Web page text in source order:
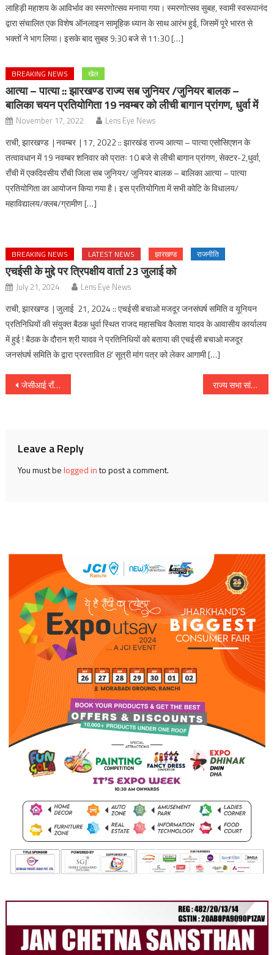
लाहिड़ी महाशय के आविर्भाव का स्मरणोत्सव मनाया गया। स्मरणोत्सव सुबह, स्वामी स्वरूपानंद
द्वारा संचालित एक विशेष ऑनलाइन सामूहिक ध्यान के साथ आरंभ हुई, जिसमें पूरे भारत से
भक्तों ने भाग लिया। इसके बाद सुबह 9:30 बजे से 11:30 […]
BREAKING NEWS खेल
आत्या – पात्या :: झारखण्ड राज्य सब जुनियर /जुनियर बालक –
बालिका चयन प्रतियोगिता 19 नवम्बर को लीची बागान प्रांगण, धुर्वा में
November 17, 2022 Lens Eye News
राची, झारखण्ड | नवम्बर | 17, 2022 :: झारखंड राज्य आत्या – पात्या एसोसिएशन के
तत्वावधान में 19 नवम्बर शनिवार को प्रातः 10 बजे से लीची बागान प्रांगण, सेक्टर-2,धुर्वा,
राँची में एकदिवसीय राँची जिला सब जुनियर/ जुनियर बालक – बालिका आत्या – पात्या
प्रतियोगिता का आयोजन किया गया है। इस प्रतियोगिता में सभी कोटि के विधालय/
महाविद्यालय/क्लब/ग्रामीण […]
BREAKING NEWS LATEST NEWS झारखण्ड राजनीति
एचईसी के मुद्दे पर त्रिपक्षीय वार्ता 23 जुलाई को
July 21, 2024 Lens Eye News
राची, झारखण्ड | जुलाई 21, 2024 :: एचईसी बचाओ मजदूर जनसंघर्ष समिति व यूनियन
प्रतिनिधियों की संयुक्त बैठक धुर्वा स्थित राजद महासचिव कैलाश यादव के आवासीय कार्यालय
में हुई ! बैठक के दौरान श्री यादव ने प्रतिनिधियों को बताया की एचईसी बचाओ मजदूर
जनसंघर्ष समिति के द्वारा प्रस्तावित 8′ सूत्री मांग पत्र को लेकर आगामी […]
Post
जेसीआई राँची ने की गौ सेवा राज्य सभा सांसद महुआ माझी ने खेलो इंडिया सीनियर नेशनल वीमेन वुशु लीग का किया उद्घाटन, कहा लड़किया हर क्षेत्र मे आगे
Leave a Reply
You must belogged into post a comment.